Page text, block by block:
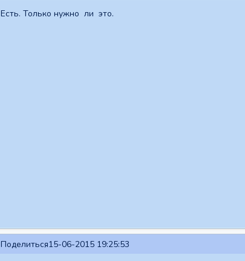
Есть. Только нужно ли это.
Поделиться15-06-2015 19:25:53